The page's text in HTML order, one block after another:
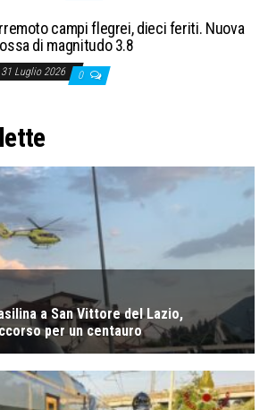
campi flegrei, dieci feriti. Nuova
di magnitudo 3.8
31 Luglio 2026 0